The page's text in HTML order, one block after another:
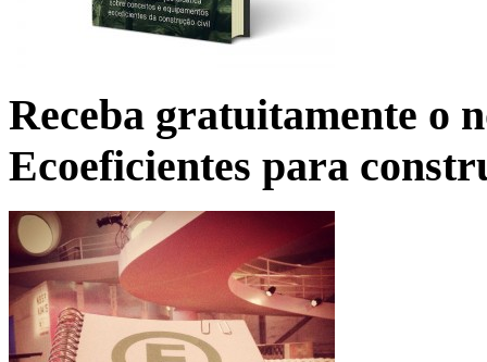
Receba gratuitamente o
Ecoeficientes para